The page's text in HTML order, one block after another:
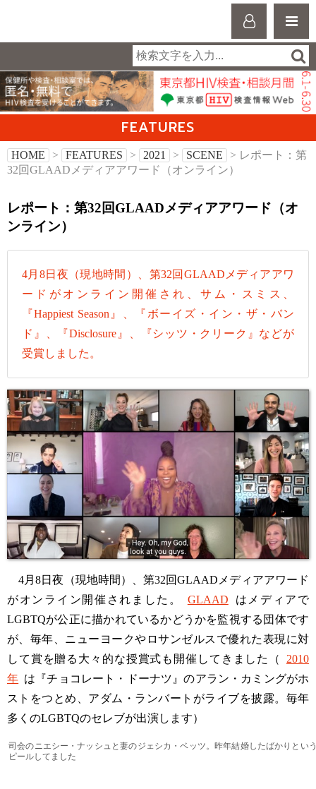
FEATURES
HOME > FEATURES > 2021 > SCENE
> レポート：第
32回GLAADメディアアワード（オンライン）
レポート：第32回GLAADメディアアワード（オ
ンライン）
4月8日夜（現地時間）、第32回GLAADメディアアワ
ードがオンライン開催され、サム・スミス、
『Happiest Season』、『ボーイズ・イン・ザ・バン
ド』、『Disclosure』、『シッツ・クリーク』などが
受賞しました。
4月8日夜（現地時間）、第32回GLAADメディアアワード
がオンライン開催されました。
GLAAD
はメディアで
LGBTQが公正に描かれているかどうかを監視する団体です
が、毎年、ニューヨークやロサンゼルスで優れた表現に対
して賞を贈る大々的な授賞式も開催してきました（
2010
年 は『チョコレート・ドーナツ』のアラン・カミングがホ
ストをつとめ、アダム・ランバートがライブを披露。毎年
多くのLGBTQのセレブが出演します）
司会のニエシー・ナッシュと妻のジェシカ・ベッツ。昨年結婚したばかりとい
ピールしてました